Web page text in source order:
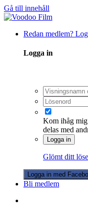
Gå till innehåll
Redan medlem?
Logga in
Kom ihåg mig
delas med
Logga in
Glömt ditt
Logga in med
Bli medlem